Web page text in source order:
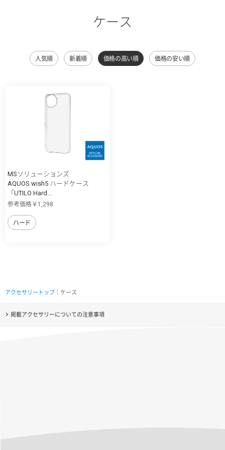
ケース
人気順 新着順 価格の高い順 価格の安い順
MSソリューションズ
AQUOS wish5 ハードケース
「UTILO Hard...
参考価格￥1,298
ハード
アクセサリートップ ｜ケース
掲載アクセサリーについての注意事項